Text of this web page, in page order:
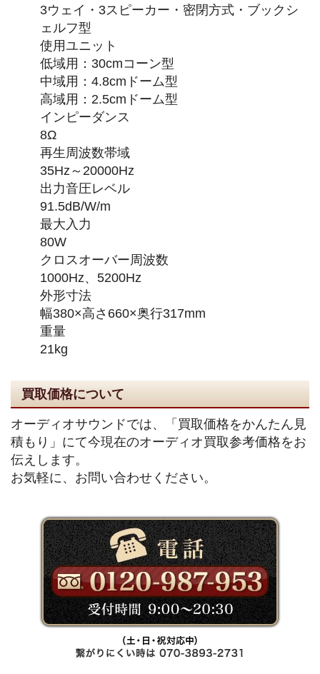
3ウェイ・3スピーカー・密閉方式・ブックシ
ェルフ型
使用ユニット
低域用：30cmコーン型
中域用：4.8cmドーム型
高域用：2.5cmドーム型
インピーダンス
8Ω
再生周波数帯域
35Hz～20000Hz
出力音圧レベル
91.5dB/W/m
最大入力
80W
クロスオーバー周波数
1000Hz、5200Hz
外形寸法
幅380×高さ660×奥行317mm
重量
21kg
買取価格について
オーディオサウンドでは、「買取価格をかんたん見
積もり」にて今現在のオーディオ買取参考価格をお
伝えします。
お気軽に、お問い合わせください。